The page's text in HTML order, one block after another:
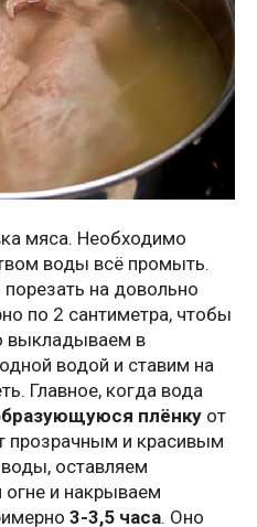
мяса. Необходимо
воды всё промыть.
на довольно
по 2 сантиметра, чтобы
выкладываем в
водой и ставим на
Главное, когда вода
плёнку от
прозрачным и красивым
оставляем
и накрываем
3-3,5 часа. Оно